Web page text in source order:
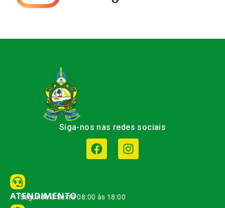
Siga-nos nas redes sociais
ATENDIMENTO
Segunda à Sexta 08:00 às 18:00